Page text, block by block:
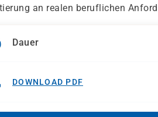
an realen beruflichen
Dauer
DOWNLOAD PDF